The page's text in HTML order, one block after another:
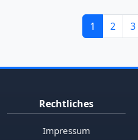
1 2 3
Rechtliches
Impressum